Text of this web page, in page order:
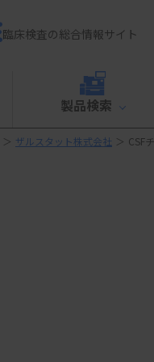
臨床検査の総合情報サイト
製品検索
＞ ザルスタット株式会社 ＞ CSF